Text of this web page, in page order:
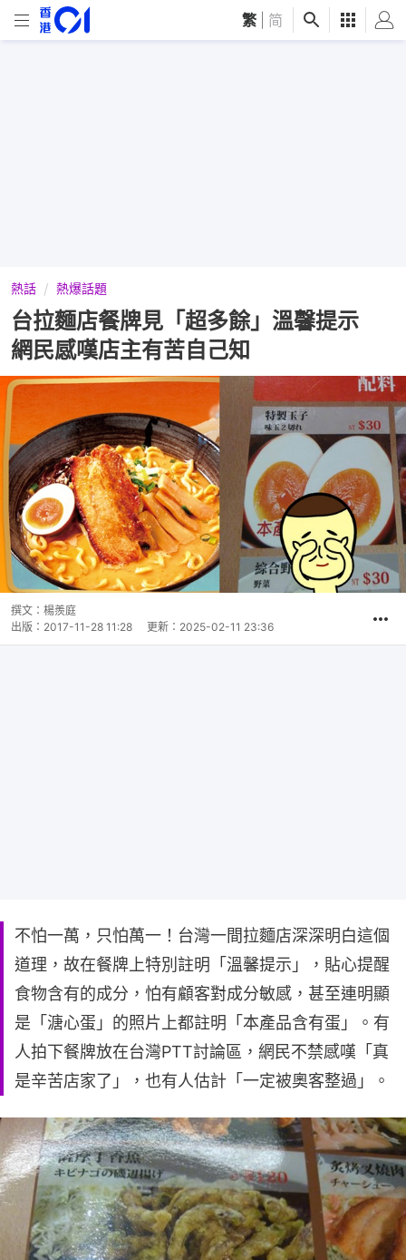
繁 简
熱話 熱爆話題
台拉麵店餐牌見「超多餘」溫馨提示
網民感嘆店主有苦自己知
撰文： 楊羨庭
出版： 2017-11-28 11:28 更新： 2025-02-11 23:36
不怕一萬，只怕萬一！台灣一間拉麵店深深明白這個
道理，故在餐牌上特別註明「溫馨提示」，貼心提醒
食物含有的成分，怕有顧客對成分敏感，甚至連明顯
是「溏心蛋」的照片上都註明「本產品含有蛋」。有
人拍下餐牌放在台灣PTT討論區，網民不禁感嘆「真
是辛苦店家了」，也有人估計「一定被奧客整過」。